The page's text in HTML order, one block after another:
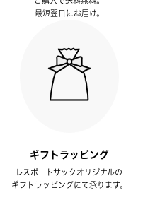
最短翌日にお届け。
ギフトラッピング
レスポートサックオリジナルの
ギフトラッピングにて承ります。